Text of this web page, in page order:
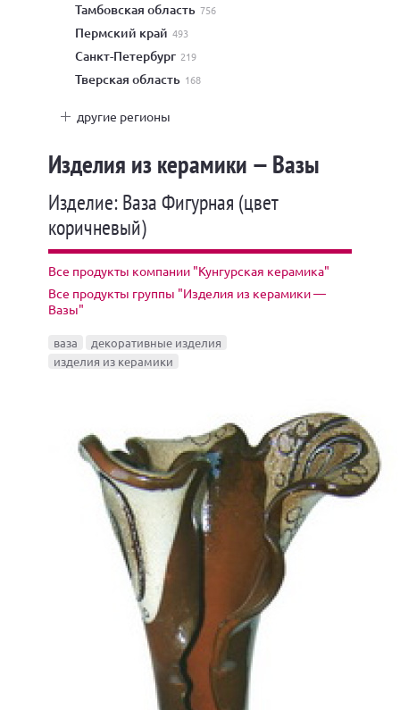
Тамбовская область 756
Пермский край 493
Санкт-Петербург 219
Тверская область 168
другие регионы
Изделия из керамики — Вазы
Изделие: Ваза Фигурная (цвет
коричневый)
Все продукты компании "Кунгурская керамика"
Все продукты группы "Изделия из керамики —
Вазы"
ваза
декоративные изделия
изделия из керамики